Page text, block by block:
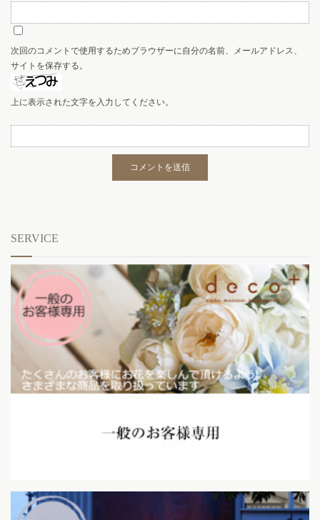
次回のコメントで使用するためブラウザーに自分の名前、メールアドレス、
サイトを保存する。
上に表示された文字を入力してください。
SERVICE